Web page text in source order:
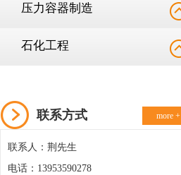
压力容器制造
石化工程
联系方式 more +
联系人：荆先生
电话：13953590278